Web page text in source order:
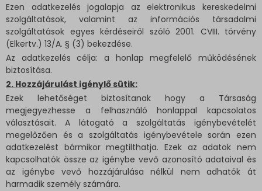
Ezen adatkezelés jogalapja az elektronikus kereskedelmi
szolgáltatások, valamint az információs társadalmi
szolgáltatások egyes kérdéseiről szóló 2001. CVIII. törvény
(Elkertv.) 13/A. § (3) bekezdése.
Az adatkezelés célja: a honlap megfelelő működésének
biztosítása.
2. Hozzájárulást igénylő sütik:
Ezek lehetőséget biztosítanak hogy a Társaság
megjegyezhesse a felhasználó honlappal kapcsolatos
választásait. A látogató a szolgáltatás igénybevételét
megelőzően és a szolgáltatás igénybevétele során ezen
adatkezelést bármikor megtilthatja. Ezek az adatok nem
kapcsolhatók össze az igénybe vevő azonosító adataival és
az igénybe vevő hozzájárulása nélkül nem adhatók át
harmadik személy számára.